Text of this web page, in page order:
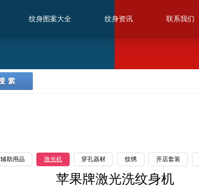
纹身图案大全 纹身资讯 联系我们
辅助用品 激光机 穿孔器材 纹绣 开店套装
苹果牌激光洗纹身机